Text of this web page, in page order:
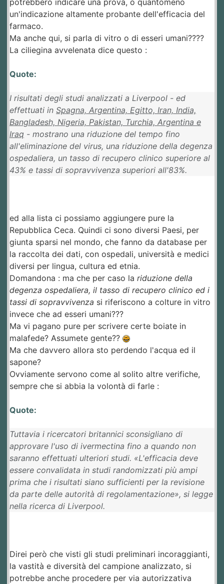
un'indicazione altamente probante dell'efficacia del
farmaco.
Ma anche qui, si parla di vitro o di esseri umani????
La ciliegina avvelenata dice questo :
Quote:
I risultati degli studi analizzati a Liverpool - ed
effettuati in Spagna, Argentina, Egitto, Iran, India,
Bangladesh, Nigeria, Pakistan, Turchia, Argentina e
Iraq - mostrano una riduzione del tempo fino
all'eliminazione del virus, una riduzione della degenza
ospedaliera, un tasso di recupero clinico superiore al
43% e tassi di sopravvivenza superiori all'83%.
ed alla lista ci possiamo aggiungere pure la
Repubblica Ceca. Quindi ci sono diversi Paesi, per
giunta sparsi nel mondo, che fanno da database per
la raccolta dei dati, con ospedali, università e medici
diversi per lingua, cultura ed etnia.
Domandona : ma che per caso la riduzione della
degenza ospedaliera, il tasso di recupero clinico ed i
tassi di sopravvivenza si riferiscono a colture in vitro
invece che ad esseri umani???
Ma vi pagano pure per scrivere certe boiate in
malafede? Assumete gente??
Ma che davvero allora sto perdendo l'acqua ed il
sapone?
Ovviamente servono come al solito altre verifiche,
sempre che si abbia la volontà di farle :
Quote:
Tuttavia i ricercatori britannici sconsigliano di
approvare l'uso di ivermectina fino a quando non
saranno effettuati ulteriori studi. «L'efficacia deve
essere convalidata in studi randomizzati più ampi
prima che i risultati siano sufficienti per la revisione
da parte delle autorità di regolamentazione», si legge
nella ricerca di Liverpool.
Direi però che visti gli studi preliminari incoraggianti,
la vastità e diversità del campione analizzato, si
potrebbe anche procedere per via autorizzativa